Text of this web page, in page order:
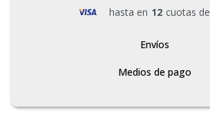
hasta en 12 cuotas de
Envíos
Medios de pago